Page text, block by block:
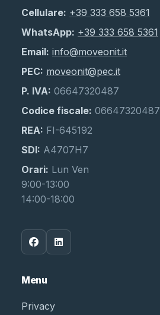
Cellulare: +39 333 658 5361
WhatsApp: +39 333 658 5361
Email: info@moveonit.it
PEC: moveonit@pec.it
P. IVA: 06647320487
Codice fiscale: 06647320487
REA: FI-645192
SDI: A4707H7
Orari: Lun Ven
9:00-13:00
14:00-18:00
Menu
Privacy